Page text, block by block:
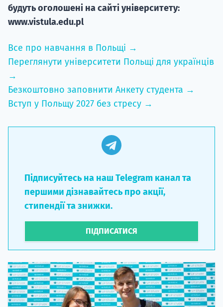
будуть оголошені на сайті університету:
www.vistula.edu.pl
Все про навчання в Польщі →
Переглянути університети Польщі для українців
→
Безкоштовно заповнити Анкету студента →
Вступ у Польщу 2027 без стресу →
Підписуйтесь на наш Telegram канал та
першими дізнавайтесь про акції,
стипендії та знижки.
ПІДПИСАТИСЯ